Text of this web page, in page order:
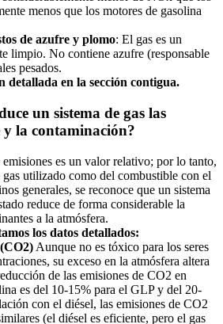
menos que los motores de gasolina
de azufre y plomo: El gas es un
limpio. No contiene azufre (responsable
pesados.
en la sección contigua.
un sistema de gas las
y la contaminación?
es un valor relativo; por lo tanto,
utilizado como del combustible con el
generales, se reconoce que un sistema
reduce de forma considerable la
a la atmósfera.
los datos detallados:
Aunque no es tóxico para los seres
su exceso en la atmósfera altera
de las emisiones de CO2 en
es del 10-15% para el GLP y del 20-
con el diésel, las emisiones de CO2
(el diésel es eficiente, pero el gas